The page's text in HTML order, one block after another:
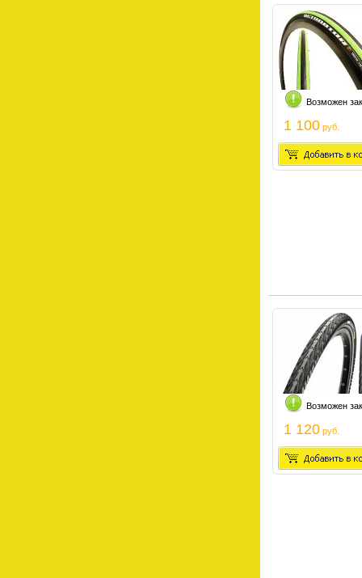
Возможен
1 100 руб.
Возможен
1 120 руб.